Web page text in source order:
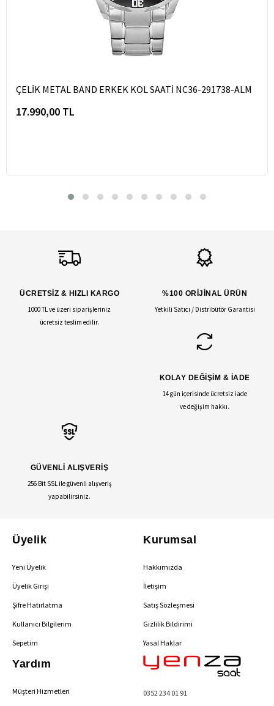
ÇELİK METAL BAND ERKEK KOL SAATİ NC36-291738-ALM
17.990,00 TL
ÜCRETSİZ & HIZLI KARGO
1000 TL ve üzeri siparişleriniz
ücretsiz teslim edilir.
%100 ORİJİNAL ÜRÜN
Yetkili Satıcı / Distribütör Garantisi
KOLAY DEĞİŞİM & İADE
14 gün içerisinde ücretsiz iade
ve değişim hakkı.
GÜVENLİ ALIŞVERİŞ
256 Bit SSL ile güvenli alışveriş
yapabilirsiniz.
Üyelik
Yeni Üyelik
Üyelik Girişi
Şifre Hatırlatma
Kullanıcı Bilgilerim
Sepetim
Kurumsal
Hakkımızda
İletişim
Satış Sözleşmesi
Gizlilik Bildirimi
Yasal Haklar
Yardım
Müşteri Hizmetleri 0352 234 01 91